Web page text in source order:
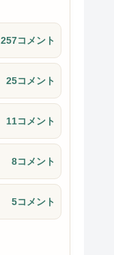
257コメント
25コメント
11コメント
8コメント
5コメント